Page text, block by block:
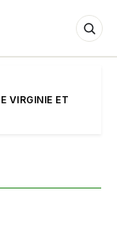
VIRGINIE ET